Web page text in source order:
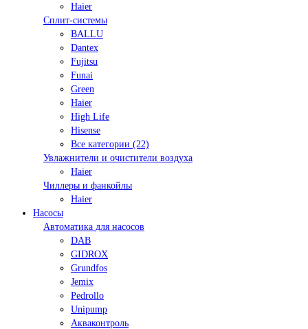
Haier
Сплит-системы
BALLU
Dantex
Fujitsu
Funai
Green
Haier
High Life
Hisense
Все категории (22)
Увлажнители и очистители воздуха
Haier
Чиллеры и фанкойлы
Haier
Насосы
Автоматика для насосов
DAB
GIDROX
Grundfos
Jemix
Pedrollo
Unipump
Акваконтроль